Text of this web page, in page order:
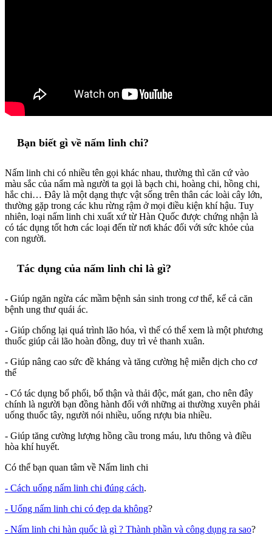
Bạn biết gì về nấm linh chi?
Nấm linh chi có nhiều tên gọi khác nhau, thường thì căn cứ vào
màu sắc của nấm mà người ta gọi là bạch chi, hoàng chi, hồng chi,
hắc chi… Đây là một dạng thực vật sống trên thân các loài cây lớn,
thường gặp trong các khu rừng rậm ở mọi điều kiện khí hậu. Tuy
nhiên, loại nấm linh chi xuất xứ từ Hàn Quốc được chứng nhận là
có tác dụng tốt hơn các loại đến từ nơi khác đối với sức khỏe của
con người.
Tác dụng của nấm linh chi là gì?
- Giúp ngăn ngừa các mầm bệnh sản sinh trong cơ thể, kể cả căn
bệnh ung thư quái ác.
- Giúp chống lại quá trình lão hóa, vì thế có thể xem là một phương
thuốc giúp cải lão hoàn đồng, duy trì vẻ thanh xuân.
- Giúp nâng cao sức đề kháng và tăng cường hệ miễn dịch cho cơ
thể
- Có tác dụng bổ phổi, bổ thận và thải độc, mát gan, cho nên đây
chính là người bạn đồng hành đối với những ai thường xuyên phải
uống thuốc tây, người nói nhiều, uống rượu bia nhiều.
- Giúp tăng cường lượng hồng cầu trong máu, lưu thông và điều
hòa khí huyết.
Có thể bạn quan tâm về Nấm linh chi
- Cách uống nấm linh chi đúng cách.
- Uống nấm linh chi có đẹp da không?
- Nấm linh chi hàn quốc là gì ? Thành phần và công dụng ra sao?